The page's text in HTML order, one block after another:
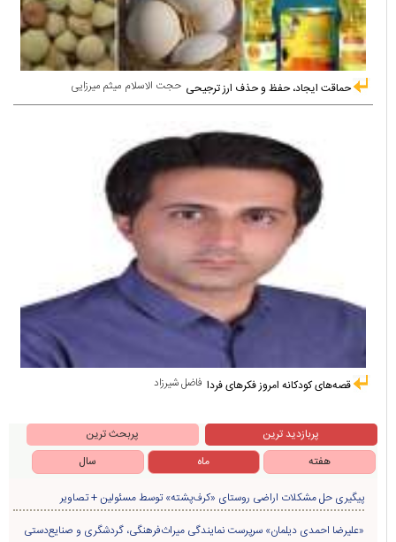
حجت الاسلام میثم میرزایی حماقت ایجاد، حفظ و حذف ارز ترجیحی
فاضل شیرزاد قصه‌های کودکانه امروز فکرهای فردا
پربازدید ترین
پربحث ترین
هفته
ماه سال
پیگیری حل مشکلات اراضی روستای «کرف‌پشته» توسط مسئولین + تصاویر
«علیرضا احمدی دیلمان» سرپرست نمایندگی میراث‌فرهنگی، گردشگری و صنایع‌دستی